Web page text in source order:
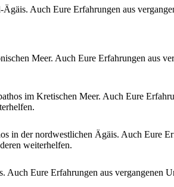
Auch Eure Erfahrungen aus
Meer. Auch Eure Erfahrungen aus
im Kretischen Meer. Auch Eure
in der nordwestlichen Ägäis. Auch Eure
weiterhelfen.
Auch Eure Erfahrungen aus vergangenen